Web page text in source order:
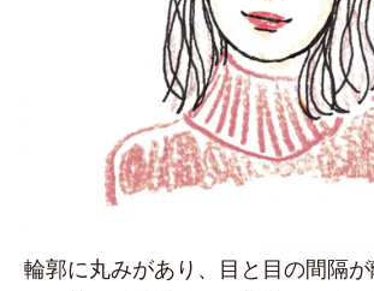
輪郭に丸みがあり、目と目の間隔